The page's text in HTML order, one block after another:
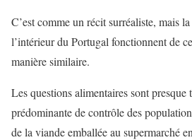
C’est comme un récit surréaliste, mais
l’intérieur du Portugal fonctionnent de
manière similaire.
Les questions alimentaires sont presque
prédominante de contrôle des
de la viande emballée au supermarché